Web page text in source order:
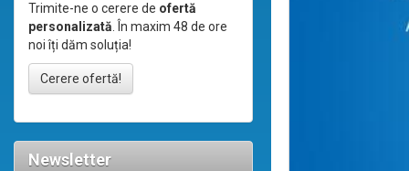
Trimite-ne o cerere de ofertă
personalizată. În maxim 48 de ore
noi îți dăm soluția!
Cerere ofertă!
Newsletter